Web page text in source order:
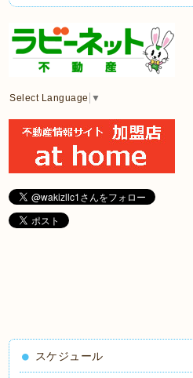
Select Language ▼
スケジュール